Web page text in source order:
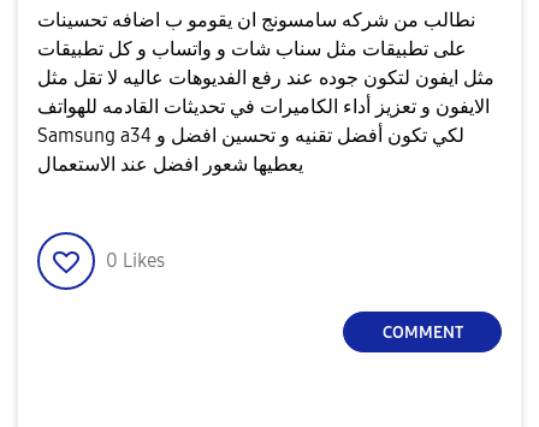
نطالب من شركه سامسونج ان يقومو ب اضافه تحسينات
على تطبيقات مثل سناب شات و واتساب و كل تطبيقات
مثل ايفون لتكون جوده عند رفع الفديوهات عاليه لا تقل مثل
الايفون و تعزيز أداء الكاميرات في تحديثات القادمه للهواتف
Samsung a34 لكي تكون أفضل تقنيه و تحسين افضل و
0 Likes
COMMENT